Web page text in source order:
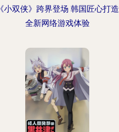
《小双侠》跨界登场 韩国匠心打造
全新网络游戏体验